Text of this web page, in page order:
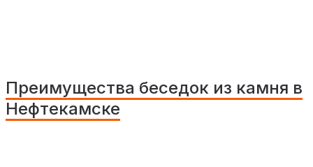
Преимущества беседок из камня в
Нефтекамске